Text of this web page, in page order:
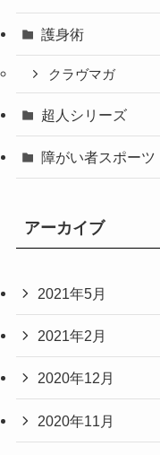
護身術
クラヴマガ
超人シリーズ
障がい者スポーツ
アーカイブ
2021年5月
2021年2月
2020年12月
2020年11月